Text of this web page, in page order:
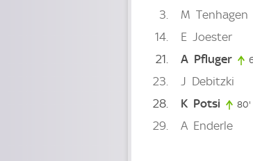
3 M Tenhagen
14
E
Joester
21
A Pfluger
23 J Debitzki
28
K Potsi 80'
29 A Enderle